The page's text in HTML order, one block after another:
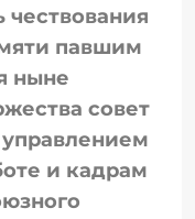
чествования
павшим
ныне
совет
и кадрам